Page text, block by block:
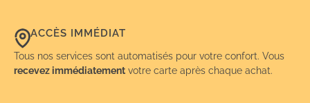
ACCÈS IMMÉDIAT
Tous nos services sont automatisés pour votre confort. Vous
recevez immédiatement votre carte après chaque achat.